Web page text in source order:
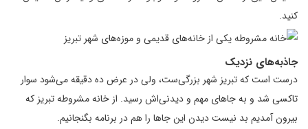
کنید.
جاذبه‌های نزدیک
درست است که تبریز شهر بزرگی‌ست، ولی در عرض ده دقیقه می‌شود سوار
تاکسی شد و به جاهای مهم و دیدنی‌اش رسید. از خانه مشروطه تبریز که
بیرون آمدیم بد نیست دیدن این جاها را هم در برنامه بگنجانیم.